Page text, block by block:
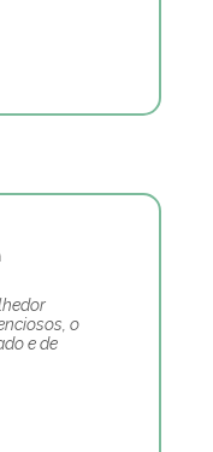
o
e de